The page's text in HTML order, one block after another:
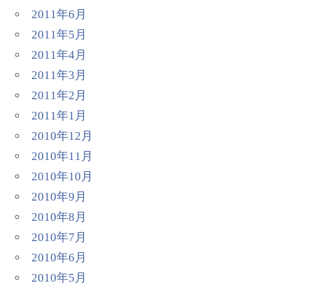
2011年6月
2011年5月
2011年4月
2011年3月
2011年2月
2011年1月
2010年12月
2010年11月
2010年10月
2010年9月
2010年8月
2010年7月
2010年6月
2010年5月